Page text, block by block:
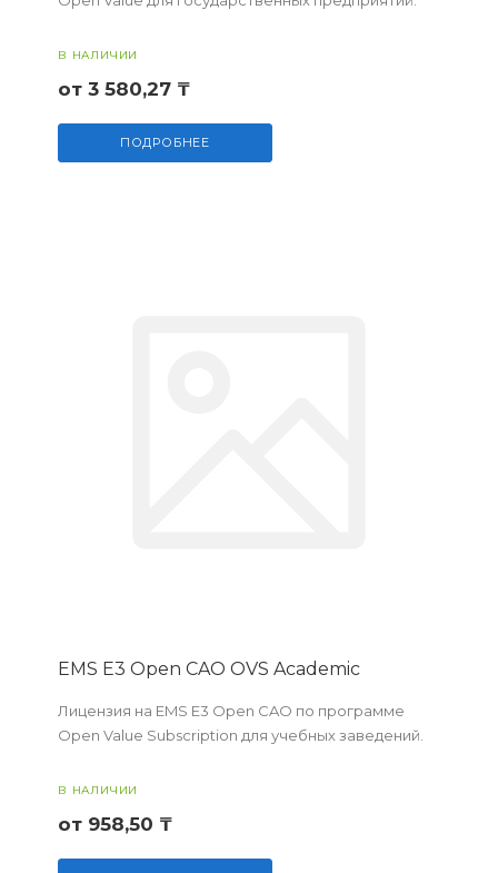
В НАЛИЧИИ
от 3 580,27 ₸
ПОДРОБНЕЕ
EMS E3 Open CAO OVS Academic
Лицензия на EMS E3 Open CAO по программе
Open Value Subscription для учебных заведений.
В НАЛИЧИИ
от 958,50 ₸